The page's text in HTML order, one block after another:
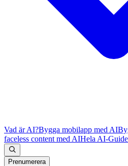
Vad är AI?Bygga mobilapp med AI
faceless content med AIHela AI-
Prenumerera